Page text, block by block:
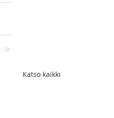
Katso kaikki